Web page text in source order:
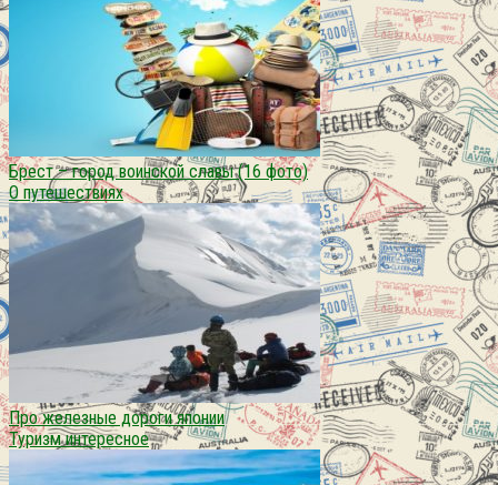
Брест – город воинской славы (16 фото)
О путешествиях
Про железные дороги японии
Туризм интересное